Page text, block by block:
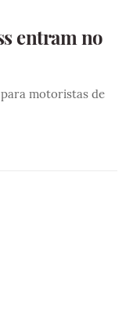
entram no
motoristas de